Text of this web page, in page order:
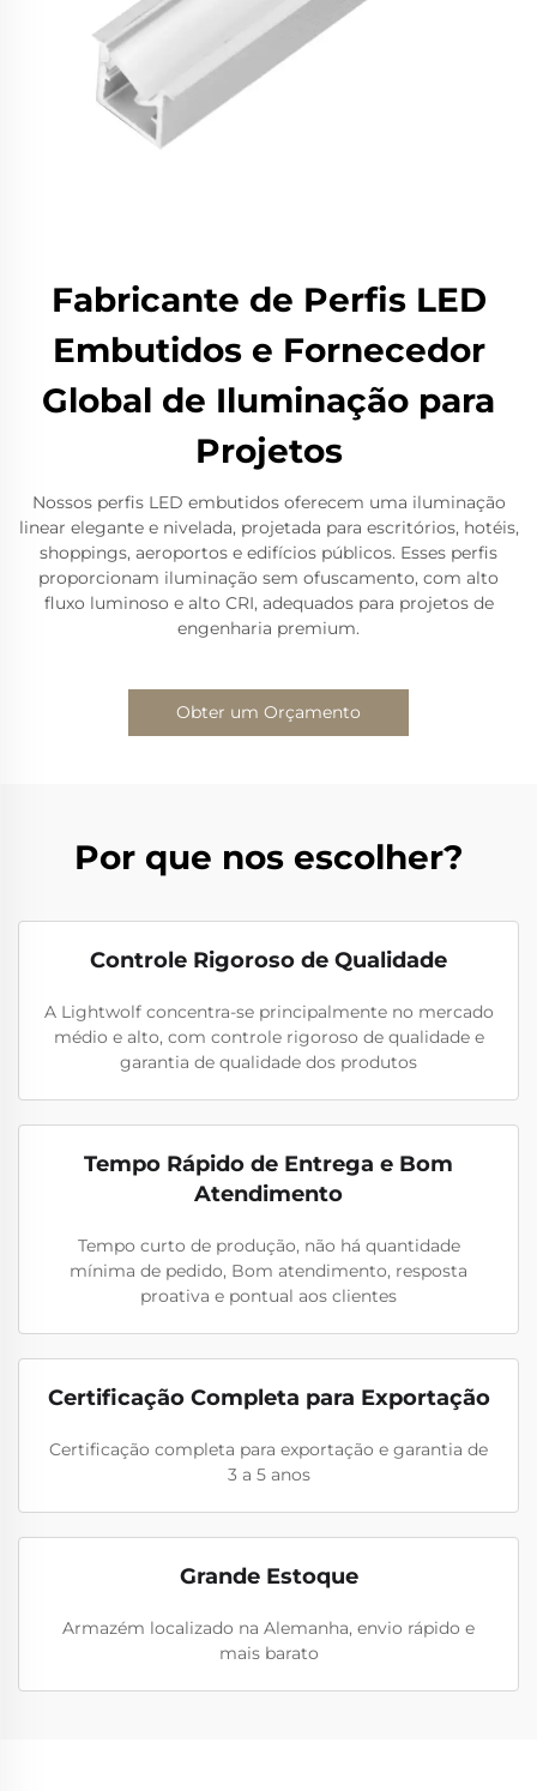
Fabricante de Perfis LED
Embutidos e Fornecedor
Global de Iluminação para
Projetos
Nossos perfis LED embutidos oferecem uma iluminação
linear elegante e nivelada, projetada para escritórios, hotéis,
shoppings, aeroportos e edifícios públicos. Esses perfis
proporcionam iluminação sem ofuscamento, com alto
fluxo luminoso e alto CRI, adequados para projetos de
engenharia premium.
Obter um Orçamento
Por que nos escolher?
Controle Rigoroso de Qualidade
A Lightwolf concentra-se principalmente no mercado
médio e alto, com controle rigoroso de qualidade e
garantia de qualidade dos produtos
Tempo Rápido de Entrega e Bom
Atendimento
Tempo curto de produção, não há quantidade
mínima de pedido, Bom atendimento, resposta
proativa e pontual aos clientes
Certificação Completa para Exportação
Certificação completa para exportação e garantia de
3 a 5 anos
Grande Estoque
Armazém localizado na Alemanha, envio rápido e
mais barato